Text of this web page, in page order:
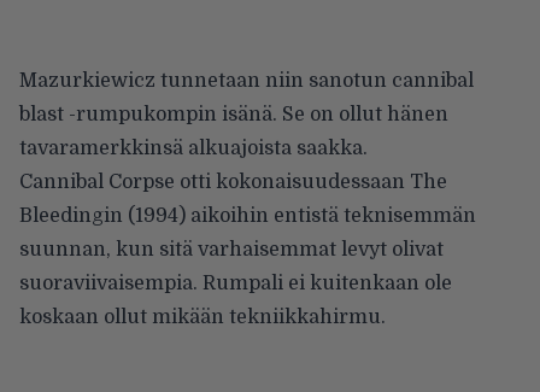
Mazurkiewicz tunnetaan niin sanotun cannibal
blast -rumpukompin isänä. Se on ollut hänen
tavaramerkkinsä alkuajoista saakka.
Cannibal Corpse otti kokonaisuudessaan The
Bleedingin (1994) aikoihin entistä teknisemmän
suunnan, kun sitä varhaisemmat levyt olivat
suoraviivaisempia. Rumpali ei kuitenkaan ole
koskaan ollut mikään tekniikkahirmu.